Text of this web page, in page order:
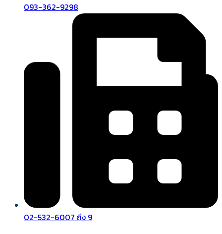
093-362-9298
02-532-6007 ถึง 9